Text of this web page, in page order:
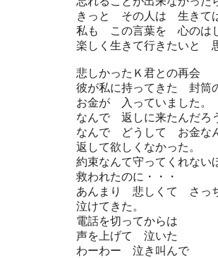
きっと その人は 生きて
私も この言葉を 心のは
楽しく生きて行きたいと
悲しかったＫ君との再会
彼が私に持ってきた 封筒
お金が 入っていました。
なんで 返しに来たんだろ
なんで どうして お金な
返して欲しくなかった。
約束なんて守ってくれない
救われたのに・・・
あんまり 悲しくて さっ
泣けてきた。
電話を切ってからは
声を上げて 泣いた
わーわー 泣き叫んで